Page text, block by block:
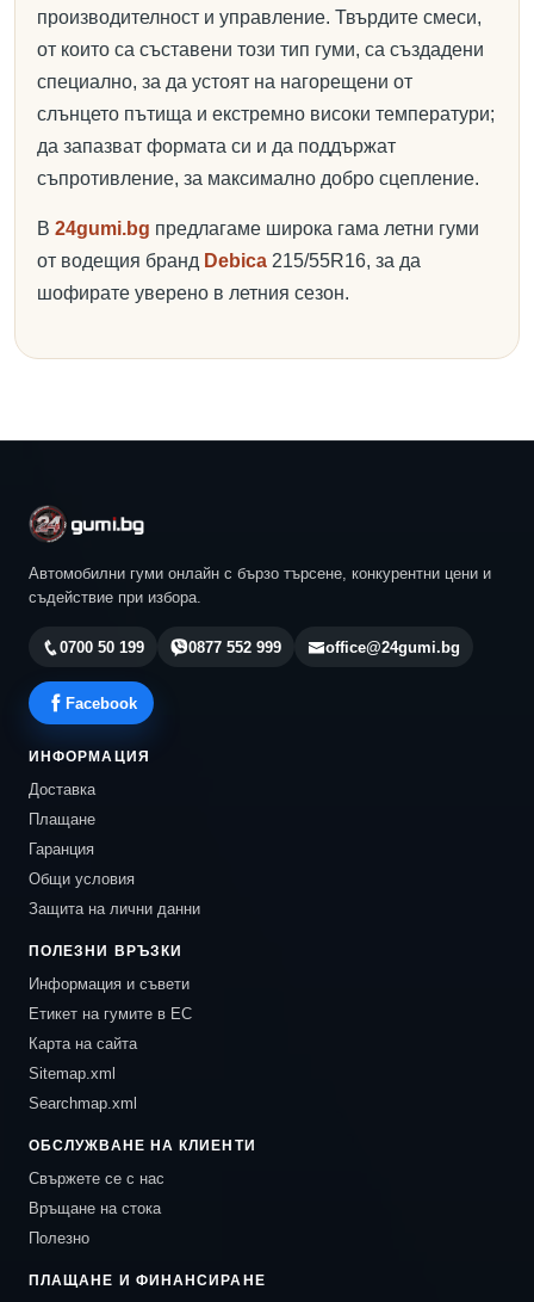
производителност и управление. Твърдите смеси,
от които са съставени този тип гуми, са създадени
специално, за да устоят на нагорещени от
слънцето пътища и екстремно високи температури;
да запазват формата си и да поддържат
съпротивление, за максимално добро сцепление.
В 24gumi.bg предлагаме широка гама летни гуми
от водещия бранд Debica 215/55R16, за да
шофирате уверено в летния сезон.
Автомобилни гуми онлайн с бързо търсене, конкурентни цени и
съдействие при избора.
0700 50 199 0877 552 999 office@24gumi.bg
Facebook
ИНФОРМАЦИЯ
Доставка
Плащане
Гаранция
Общи условия
Защита на лични данни
ПОЛЕЗНИ ВРЪЗКИ
Информация и съвети
Етикет на гумите в ЕС
Карта на сайта
Sitemap.xml
Searchmap.xml
ОБСЛУЖВАНЕ НА КЛИЕНТИ
Свържете се с нас
Връщане на стока
Полезно
ПЛАЩАНЕ И ФИНАНСИРАНЕ